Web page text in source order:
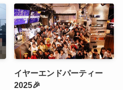
イヤーエンドパーティー
2025🎉